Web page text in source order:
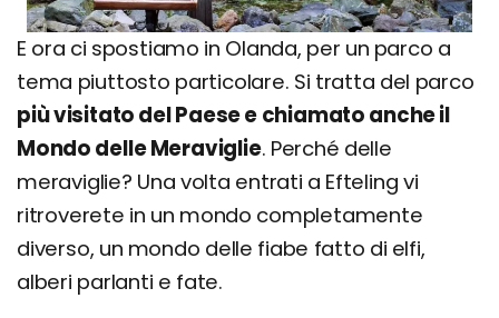
E ora ci spostiamo in Olanda, per un parco a
tema piuttosto particolare. Si tratta del parco
più visitato del Paese e chiamato anche il
Mondo delle Meraviglie. Perché delle
meraviglie? Una volta entrati a Efteling vi
ritroverete in un mondo completamente
diverso, un mondo delle fiabe fatto di elfi,
alberi parlanti e fate.